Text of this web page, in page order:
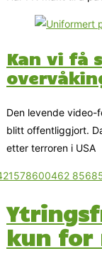
Kan vi få
Den levende video-
blitt offentliggjort.
etter terroren i USA
kun for